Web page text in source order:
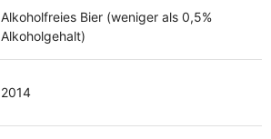
Alkoholfreies Bier (weniger als 0,5%
Alkoholgehalt)
2014